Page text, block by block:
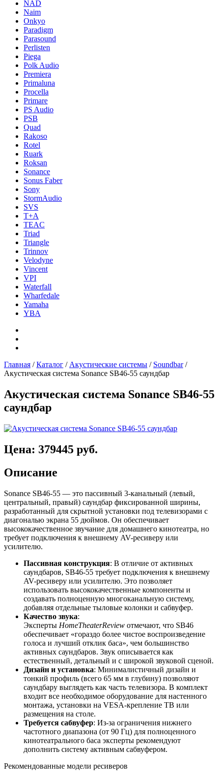
NAD
Naim
Onkyo
Paradigm
Parasound
Perlisten
Piega
Polk Audio
Premiera
Primaluna
Procella
Primare
PS Audio
PSB
Quad
Rakoso
Rotel
Ruark
Roksan
Sonance
Sonus Faber
Sony
StormAudio
SVS
T+A
TEAC
Triad
Triangle
Trinnov
Velodyne
Vincent
VPI
Waterfall
Wharfedale
Yamaha
YBA
Главная /Каталог / Акустические системы / Soundbar/
Акустическая система Sonance SB46-55 саундбар
Акустическая система Sonance SB46-55
саундбар
Цена: 379445 руб.
Описание
Sonance SB46-55 — это пассивный 3-канальный (левый,
центральный, правый) саундбар фиксированной ширины,
разработанный для скрытной установки под телевизорами с
диагональю экрана 55 дюймов. Он обеспечивает
высококачественное звучание для домашнего кинотеатра, но
требует подключения к внешнему AV-ресиверу или
усилителю.
Пассивная конструкция: В отличие от активных
саундбаров, SB46-55 требует подключения к внешнему
AV-ресиверу или усилителю. Это позволяет
использовать высококачественные компоненты и
создавать полноценную многоканальную систему,
добавляя отдельные тыловые колонки и сабвуфер.
Качество звука:
Эксперты HomeTheaterReview отмечают, что SB46
обеспечивает «гораздо более чистое воспроизведение
голоса и лучший отклик баса», чем большинство
активных саундбаров. Звук описывается как
естественный, детальный и с широкой звуковой сценой.
Дизайн и установка: Минималистичный дизайн и
тонкий профиль (всего 65 мм в глубину) позволяют
саундбару выглядеть как часть телевизора. В комплект
входит все необходимое оборудование для настенного
монтажа, установки на VESA-крепление ТВ или
размещения на столе.
Требуется сабвуфер: Из-за ограничения нижнего
частотного диапазона (от 90 Гц) для полноценного
кинотеатрального баса эксперты рекомендуют
дополнить систему активным сабвуфером.
Рекомендованные модели ресиверов